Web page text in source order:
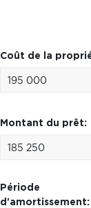
Coût de la
Montant du prêt:
Période
d'amortissement: